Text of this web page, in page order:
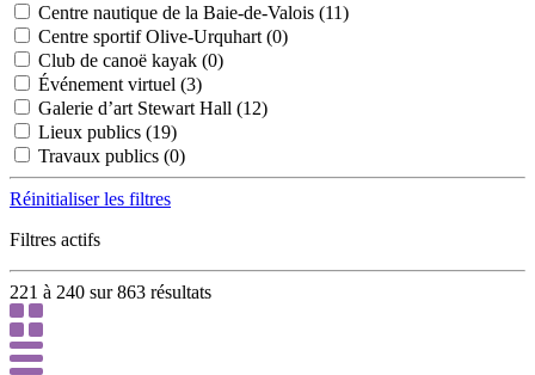
Centre nautique de la Baie-de-Valois (11)
Centre sportif Olive-Urquhart (0)
Club de canoë kayak (0)
Événement virtuel (3)
Galerie d’art Stewart Hall (12)
Lieux publics (19)
Travaux publics (0)
Réinitialiser les filtres
Filtres actifs
221 à 240 sur 863 résultats